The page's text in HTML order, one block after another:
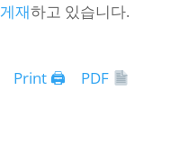
게재하고 있습니다.
Print 🖨
PDF